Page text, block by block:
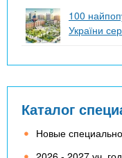
100
України
Каталог
Новые